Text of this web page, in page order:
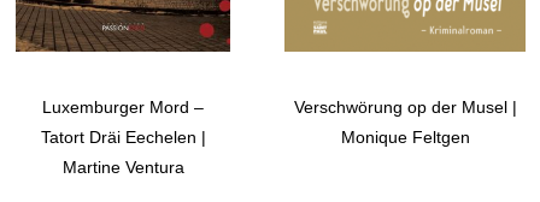
Luxemburger Mord –
Tatort Dräi Eechelen |
Martine Ventura
Verschwörung op der Musel |
Monique Feltgen